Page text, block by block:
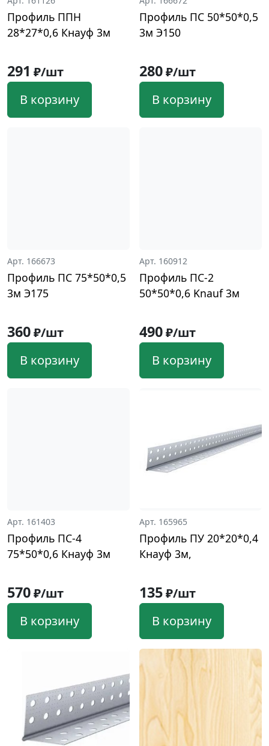
Профиль ППН
28*27*0,6 Кнауф 3м
291 ₽/шт
В корзину
Профиль ПС 50*50*0,5
3м Э150
280₽/шт
В корзину
Арт. 166673
Профиль ПС 75*50*0,5
3м Э175
360₽/шт
В корзину
Арт. 160912
Профиль ПС-2
50*50*0,6 Knauf 3м
490₽/шт
В корзину
Арт. 161403
Профиль ПС-4
75*50*0,6 Кнауф 3м
570₽/шт
В корзину
Арт. 165965
Профиль ПУ 20*20*0,4
Кнауф 3м,
135₽/шт
В корзину